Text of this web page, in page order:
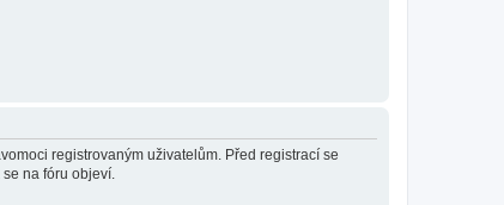
registrovaným uživatelům. Před registrací se
na fóru objeví.